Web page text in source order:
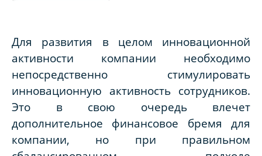
Для развития в целом инновационной
активности компании необходимо
непосредственно стимулировать
инновационную активность сотрудников.
Это в свою очередь влечет
дополнительное финансовое бремя для
компании, но при правильном